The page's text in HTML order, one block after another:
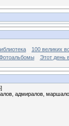
100 великих
Этот день
адмиралов,